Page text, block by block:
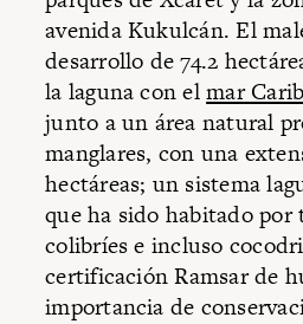
avenida Kukulcán. El
desarrollo de 74.2
la laguna con elmar
junto a un área natural
manglares, con una
hectáreas; un sistema
que ha sido habitado por
colibríes e incluso
certificación Ramsar de
importancia de